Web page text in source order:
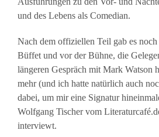
und des Lebens als Comedian.
Nach dem offiziellen Teil gab es
Büffet und vor der Bühne, die
längeren Gespräch mit Mark Watson
mehr (und ich hatte natürlich auch
dabei, um mir eine Signatur
Wolfgang Tischer vom
interviewt.